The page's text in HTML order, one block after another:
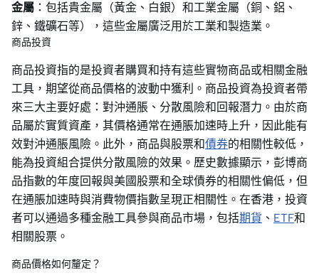
金屬 ：包括貴金屬（黃金、白銀）和工業金屬（銅、鋁、
鋅、鐵礦石等），這些金屬廣泛用於工業和製造業。
商品投資
商品投資指的是投資者購買和持有這些實物商品或相關金融
工具，期望從商品價格的波動中獲利。商品投資為投資者帶
來三大主要好處：對沖通脹、分散風險和回報潛力。由於商
品屬於實質資產，其價格通常在通脹加速時上升，因此能有
效對沖通脹風險。此外，商品與股票和債券的相關性較低，
能為投資組合提供分散風險的效果。歷史數據顯示，彭博商
品指數的年度回報與美國股票和全球債券的相關性偏低，但
在通脹加速時與消費物價指數呈現正相關性。在香港，投資
者可以通過多種金融工具參與商品市場，包括期貨 、 ETF和
相關股票。
商品價格如何釐定？